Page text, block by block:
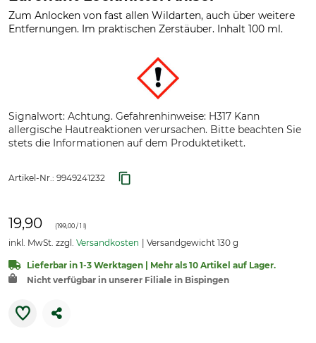
Zum Anlocken von fast allen Wildarten, auch über weitere
Entfernungen. Im praktischen Zerstäuber. Inhalt 100 ml.
Signalwort: Achtung. Gefahrenhinweise: H317 Kann
allergische Hautreaktionen verursachen. Bitte beachten Sie
stets die Informationen auf dem Produktetikett.
Artikel-Nr.: 9949241232
19,90 (199,00 / 1 l)
inkl. MwSt. zzgl. Versandkosten Versandgewicht 130 g
Lieferbar in 1-3 Werktagen | Mehr als 10 Artikel auf Lager.
Nicht verfügbar in unserer Filiale in Bispingen